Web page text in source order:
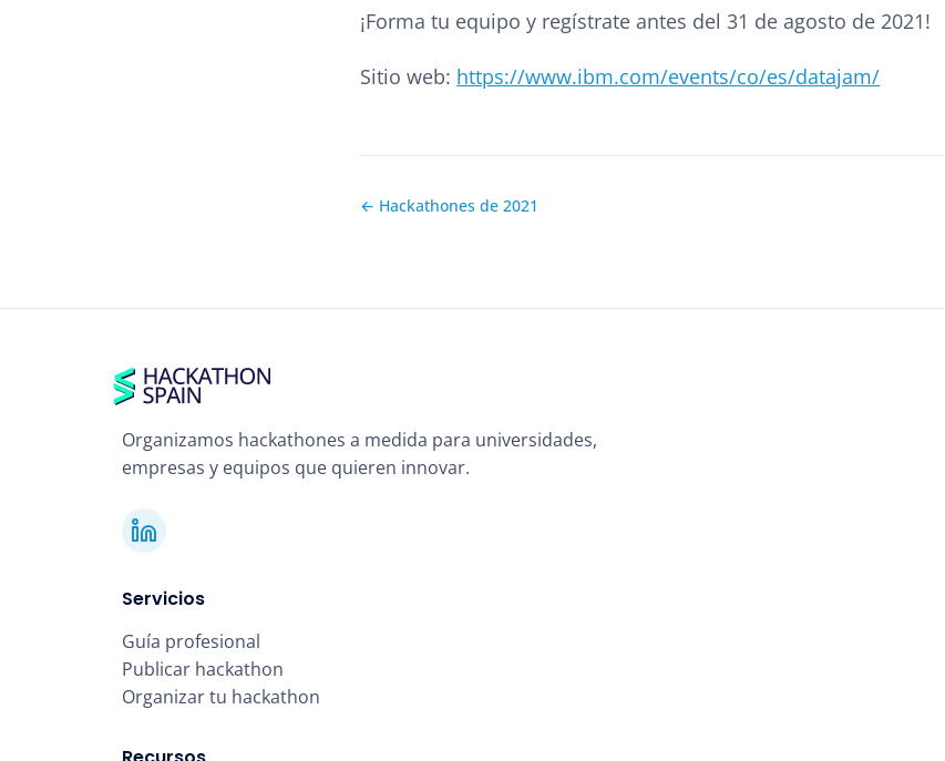
¡Forma tu equipo y regístrate antes del 31 de agosto de 2021!
Sitio web: https://www.ibm.com/events/co/es/datajam/
← Hackathones de 2021
Organizamos hackathones a medida para universidades,
empresas y equipos que quieren innovar.
Servicios
Guía profesional
Publicar hackathon
Organizar tu hackathon